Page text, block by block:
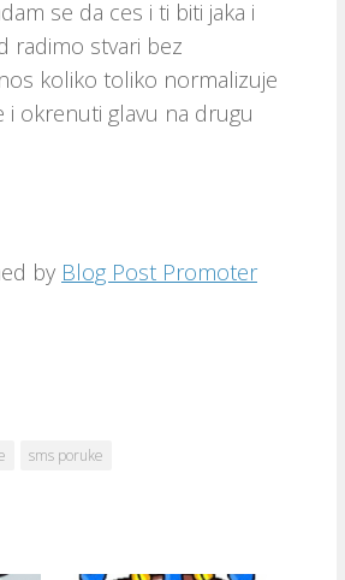
se da ces i ti biti jaka i
radimo stvari bez
koliko toliko normalizuje
okrenuti glavu na drugu
by Blog Post Promoter
sms poruke